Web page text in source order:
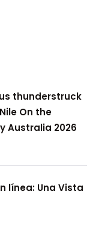
thunderstruck
On the
Australia 2026
línea: Una Vista